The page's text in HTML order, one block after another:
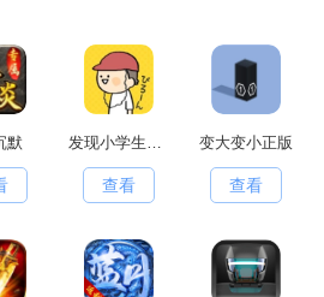
默
查看
变大变小正版
查看